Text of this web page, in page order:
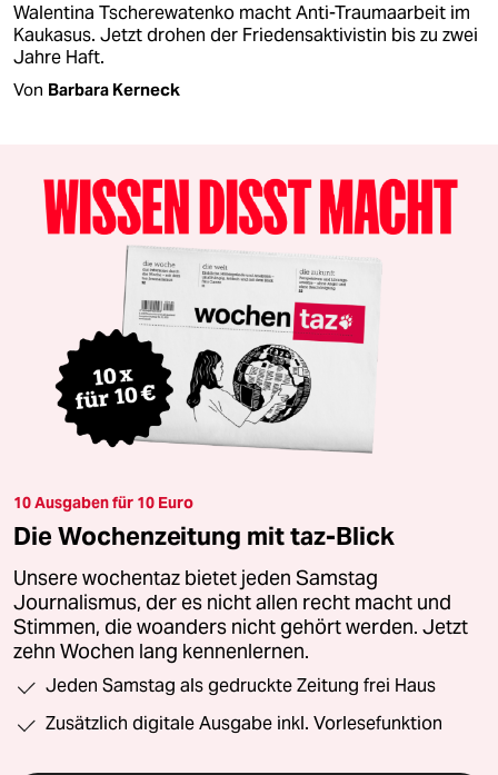
Walentina Tscherewatenko macht Anti-Traumaarbeit im
Kaukasus. Jetzt drohen der Friedensaktivistin bis zu zwei
Jahre Haft.
Von Barbara Kerneck
10 Ausgaben für 10 Euro
Die Wochenzeitung mit taz-Blick
Unsere wochentaz bietet jeden Samstag
Journalismus, der es nicht allen recht macht und
Stimmen, die woanders nicht gehört werden. Jetzt
zehn Wochen lang kennenlernen.
Jeden Samstag als gedruckte Zeitung frei Haus
Zusätzlich digitale Ausgabe inkl. Vorlesefunktion